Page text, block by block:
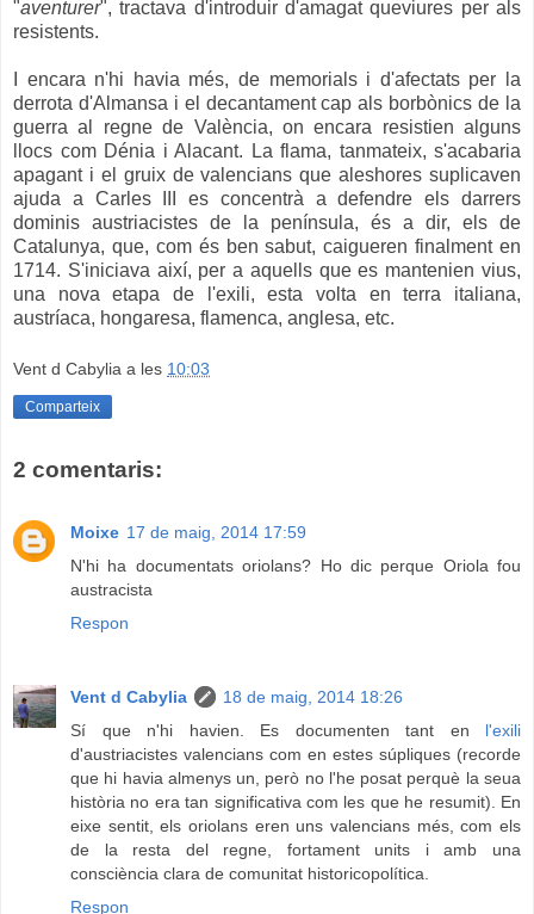
"aventurer", tractava d'introduir d'amagat queviures per als
resistents.
I encara n'hi havia més, de memorials i d'afectats per la
derrota d'Almansa i el decantament cap als borbònics de la
guerra al regne de València, on encara resistien alguns
llocs com Dénia i Alacant. La flama, tanmateix, s'acabaria
apagant i el gruix de valencians que aleshores suplicaven
ajuda a Carles III es concentrà a defendre els darrers
dominis austriacistes de la península, és a dir, els de
Catalunya, que, com és ben sabut, caigueren finalment en
1714. S'iniciava així, per a aquells que es mantenien vius,
una nova etapa de l'exili, esta volta en terra italiana,
austríaca, hongaresa, flamenca, anglesa, etc.
Vent d Cabylia a les 10:03
Comparteix
2 comentaris:
Moixe 17 de maig, 2014 17:59
N'hi ha documentats oriolans? Ho dic perque Oriola fou
austracista
Respon
Vent d Cabylia
18 de maig, 2014 18:26
Sí que n'hi havien. Es documenten tant en l'exili
d'austriacistes valencians com en estes súpliques (recorde
que hi havia almenys un, però no l'he posat perquè la seua
història no era tan significativa com les que he resumit). En
eixe sentit, els oriolans eren uns valencians més, com els
de la resta del regne, fortament units i amb una
consciència clara de comunitat historicopolítica.
Respon